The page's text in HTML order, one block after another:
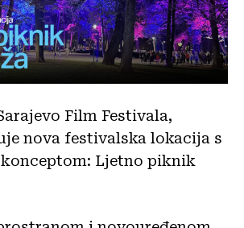
Film Festivala,
nova festivalska lokacija s
Ljetno piknik